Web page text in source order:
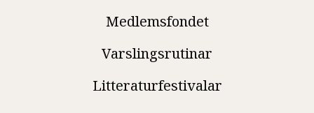
Medlemsfondet
Varslingsrutinar
Litteraturfestivalar